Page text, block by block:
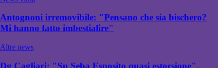
Antognoni irremovibile: "Pensano che sia bischero?
Mi hanno fatto imbestialire"
Altre news
Dg Cagliari: "Su Seba Esposito quasi estorsione".